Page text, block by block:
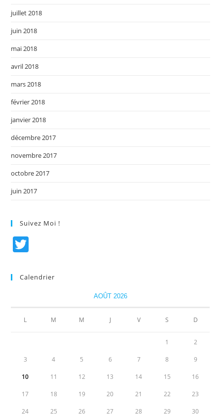
juillet 2018
juin 2018
mai 2018
avril 2018
mars 2018
février 2018
janvier 2018
décembre 2017
novembre 2017
octobre 2017
juin 2017
Suivez Moi !
itt
Calendrier
AOÛT 2026
L M M J V S D
1 2
3 4 5 6 7 8 9
10 11 12 13 14 15 16
17 18 19 20 21 22 23
24 25 26 27 28 29 30